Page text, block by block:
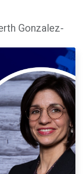
Gonzalez-